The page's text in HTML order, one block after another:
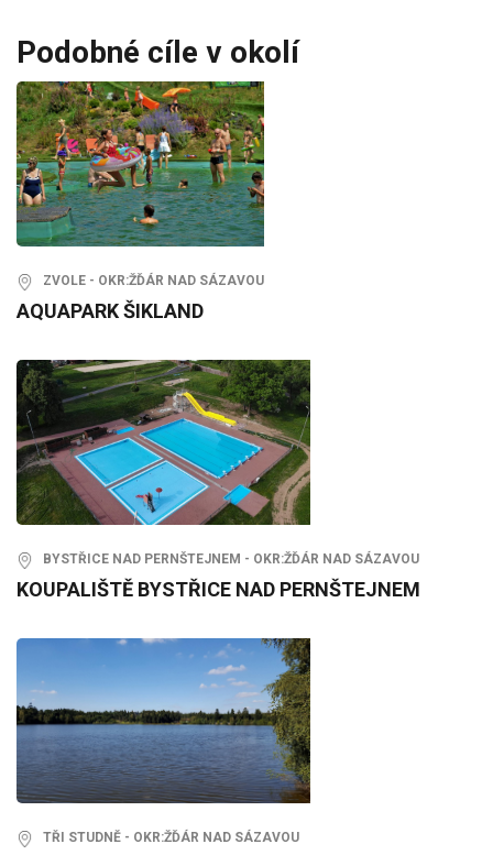
Podobné cíle v okolí
ZVOLE - OKR:ŽĎÁR NAD SÁZAVOU
AQUAPARK ŠIKLAND
BYSTŘICE NAD PERNŠTEJNEM - OKR:ŽĎÁR NAD SÁZAVOU
KOUPALIŠTĚ BYSTŘICE NAD PERNŠTEJNEM
TŘI STUDNĚ - OKR:ŽĎÁR NAD SÁZAVOU